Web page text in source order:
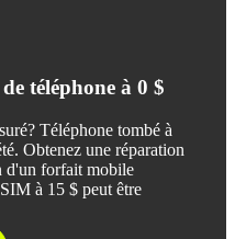
téléphone à 0 $
Téléphone tombé à
Obtenez une réparation
d'un forfait mobile
à 15 $ peut être